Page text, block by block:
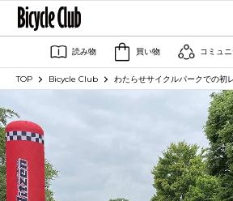
読み物 買い物 コミュニ
TOP Bicycle Club わたらせサイクルパークでの